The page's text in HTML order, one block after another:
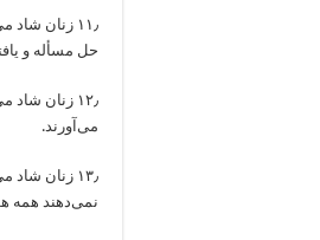
۱۱٫ زنان
حل مسأله و
۱۲٫ زنان
می‌آورند.
۱۳٫ زنان
نمی‌دهند همه‌